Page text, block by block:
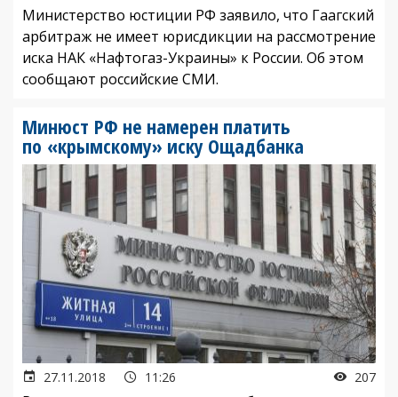
Министерство юстиции РФ заявило, что Гаагский
арбитраж не имеет юрисдикции на рассмотрение
иска НАК «Нафтогаз-Украины» к России. Об этом
сообщают российские СМИ.
Минюст РФ не намерен платить
по «крымскому» иску Ощадбанка
27.11.2018 11:26 207